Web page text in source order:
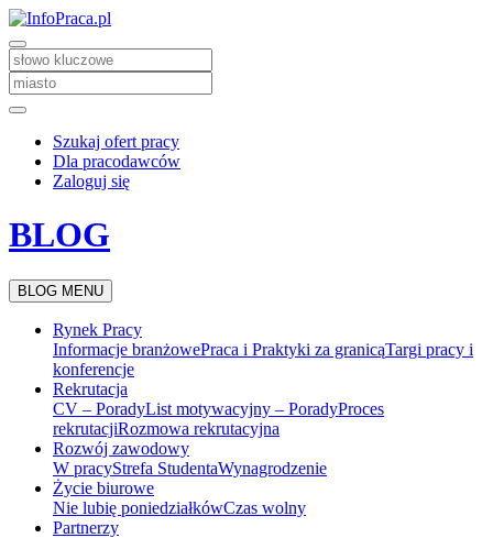
Szukaj ofert pracy
Dla pracodawców
Zaloguj się
BLOG
BLOG MENU
Rynek Pracy
Informacje branżowePraca i Praktyki za granicąTargi pracy i
konferencje
Rekrutacja
CV – PoradyList motywacyjny – PoradyProces
rekrutacjiRozmowa rekrutacyjna
Rozwój zawodowy
W pracyStrefa StudentaWynagrodzenie
Życie biurowe
Nie lubię poniedziałkówCzas wolny
Partnerzy